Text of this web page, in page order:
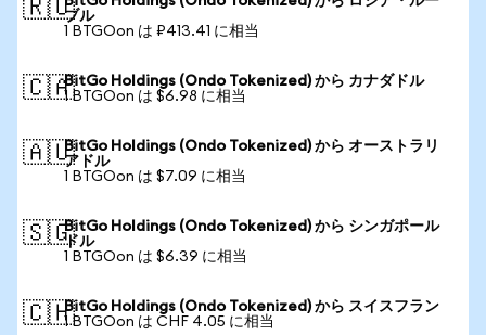
🇷🇺ブル
1 BTGOon は ₽413.41 に相当
🇨🇦BitGo Holdings (Ondo Tokenized) から カナダドル
1 BTGOon は $6.98 に相当
🇦🇺BitGo Holdings (Ondo Tokenized) から オーストラリ
アドル
1 BTGOon は $7.09 に相当
🇸🇬BitGo Holdings (Ondo Tokenized) から シンガポール
ドル
1 BTGOon は $6.39 に相当
🇨🇭BitGo Holdings (Ondo Tokenized) から スイスフラン
1 BTGOon は CHF 4.05 に相当